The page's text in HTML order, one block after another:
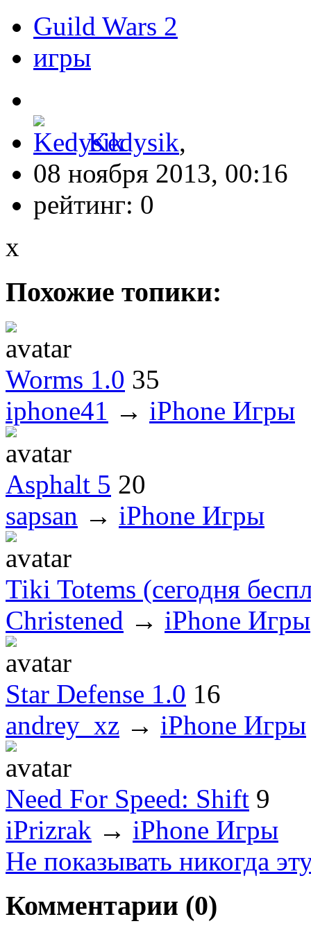
Guild Wars 2
игры
Kedysik,
08 ноября 2013, 00:16
рейтинг: 0
x
Похожие топики:
Worms 1.0 35
iphone41 → iPhone Игры
Asphalt 5 20
sapsan → iPhone Игры
Tiki Totems (сегодня
Christened → iPhone Игры
Star Defense 1.0 16
andrey_xz → iPhone Игры
Need For Speed: Shift 9
iPrizrak → iPhone Игры
Не показывать никогда
Комментарии (0)